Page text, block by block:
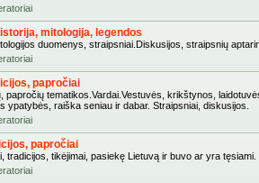
mitologija, legendos
duomenys, straipsniai.Diskusijos, straipsnių
papročiai
papročių tematikos.Vardai.Vestuvės, krikštynos,
ypatybės, raiška seniau ir dabar. Straipsniai, diskusijos.
papročiai
tradicijos, tikėjimai, pasiekę Lietuvą ir buvo ar yra tęsiami.